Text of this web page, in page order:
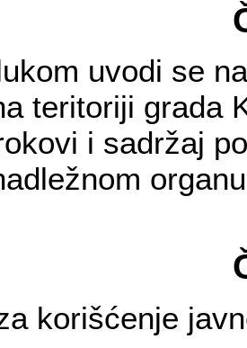
uvodi se
teritoriji grada
i sadržaj
korišćenje